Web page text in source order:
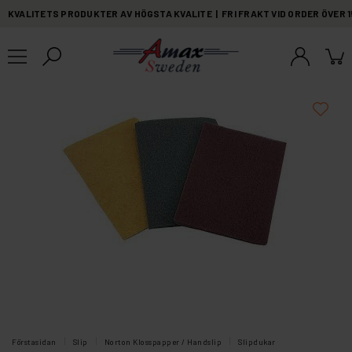
KVALITETS PRODUKTER AV HÖGSTA KVALITE | FRI FRAKT VID ORDER
Förstasidan Slip Norton Klosspapper / Handslip Slipdukar